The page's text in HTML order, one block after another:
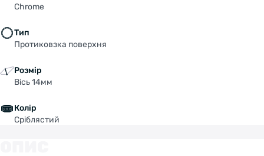
Chrome
Тип
Протиковзка поверхня
Розмір
Вісь 14мм
Колір
Сріблястий